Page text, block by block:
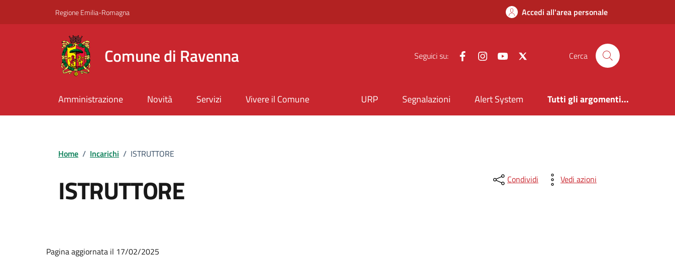
Regione Emilia-Romagna Accedi all'area personale
Comune di Ravenna Seguici su: FacebookInstagramYouTube Cerca
Amministrazione Novità Servizi Vivere il Comune URP Segnalazioni Alert System Tutti gli argomenti...
Home / Incarichi / ISTRUTTORE
ISTRUTTORE Condividi Vedi azioni
Pagina aggiornata il 17/02/2025